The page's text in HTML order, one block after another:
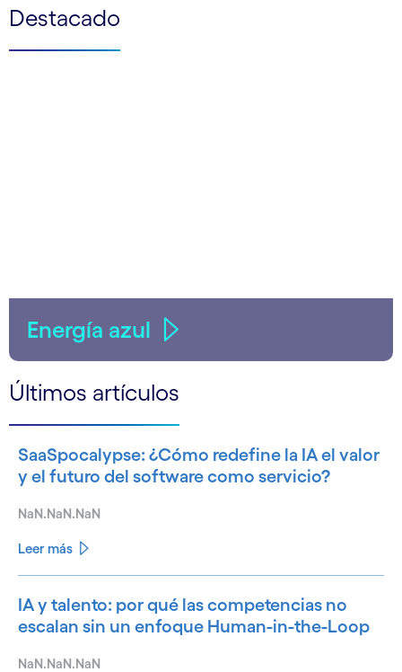
Destacado
Energía azul
Últimos artículos
SaaSpocalypse: ¿Cómo redefine la IA el valor
y el futuro del software como servicio?
NaN.NaN.NaN
Leer más
IA y talento: por qué las competencias no
escalan sin un enfoque Human-in-the-Loop
NaN.NaN.NaN